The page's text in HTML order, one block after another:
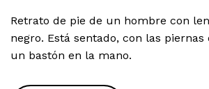
Retrato de pie de un hombre con
negro. Está sentado, con las
un bastón en la mano.